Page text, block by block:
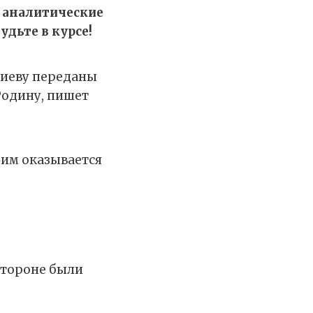
в курсе!
переданы
пишет
оказывается
были